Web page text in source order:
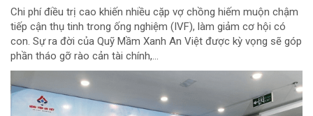
Chi phí điều trị cao khiến nhiều cặp vợ chồng hiếm muộn chậm
tiếp cận thụ tinh trong ống nghiệm (IVF), làm giảm cơ hội có
con. Sự ra đời của Quỹ Mầm Xanh An Việt được kỳ vọng sẽ góp
phần tháo gỡ rào cản tài chính,...